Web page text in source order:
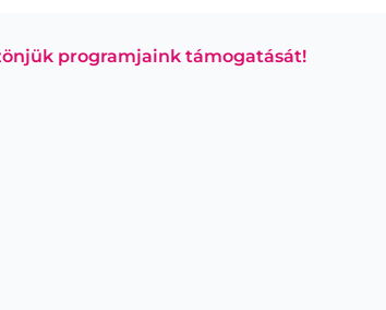
programjaink támogatását!